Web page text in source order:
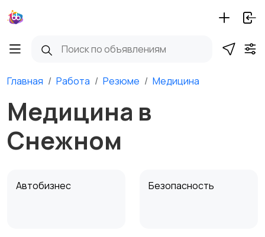
Главная Работа Резюме Медицина
Медицина в
Снежном
Автобизнес Безопасность